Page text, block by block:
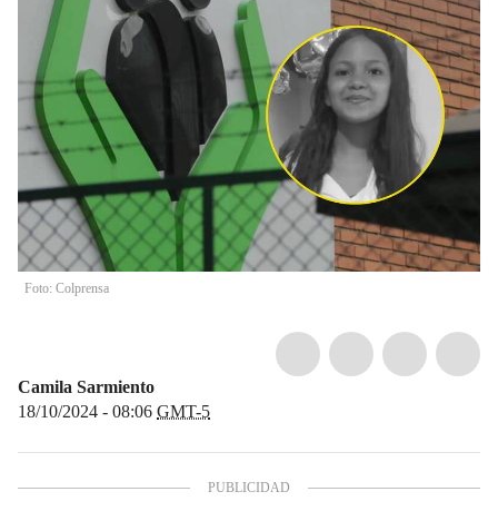
Foto: Colprensa
Camila Sarmiento
18/10/2024 - 08:06 GMT-5